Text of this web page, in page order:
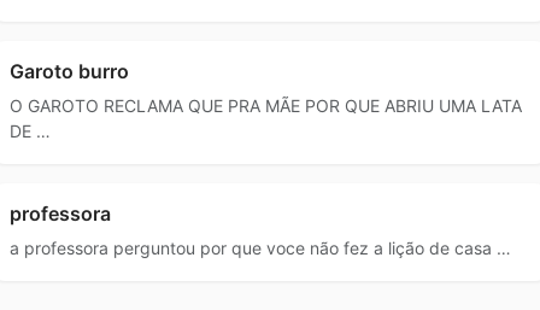
Garoto burro
O GAROTO RECLAMA QUE PRA MÃE POR QUE ABRIU UMA LATA
DE …
professora
a professora perguntou por que voce não fez a lição de casa …